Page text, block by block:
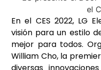
En el CES 2022, LG
visión para un estilo
mejor para todos.
William Cho, la